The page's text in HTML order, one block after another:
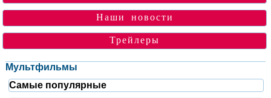
Наши новости
Трейлеры
Мультфильмы
Самые популярные